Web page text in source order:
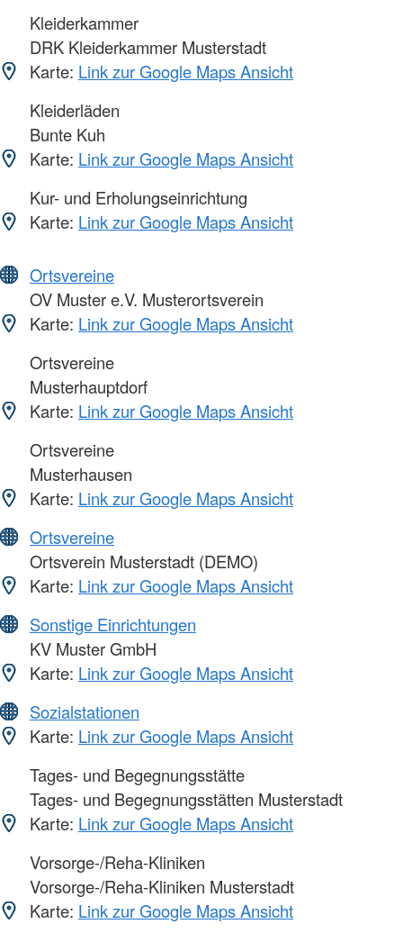
Kleiderkammer
DRK Kleiderkammer Musterstadt
Karte: Link zur Google Maps Ansicht
Kleiderläden
Bunte Kuh
Karte: Link zur Google Maps Ansicht
Kur- und Erholungseinrichtung
Karte: Link zur Google Maps Ansicht
Ortsvereine
OV Muster e.V. Musterortsverein
Karte: Link zur Google Maps Ansicht
Ortsvereine
Musterhauptdorf
Karte: Link zur Google Maps Ansicht
Ortsvereine
Musterhausen
Karte: Link zur Google Maps Ansicht
Ortsvereine
Ortsverein Musterstadt (DEMO)
Karte: Link zur Google Maps Ansicht
Sonstige Einrichtungen
KV Muster GmbH
Karte: Link zur Google Maps Ansicht
Sozialstationen
Karte: Link zur Google Maps Ansicht
Tages- und Begegnungsstätte
Tages- und Begegnungsstätten Musterstadt
Karte: Link zur Google Maps Ansicht
Vorsorge-/Reha-Kliniken
Vorsorge-/Reha-Kliniken Musterstadt
Karte: Link zur Google Maps Ansicht